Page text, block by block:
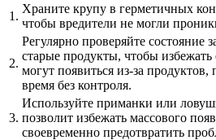
1.
Храните крупу в герметичных
чтобы вредители не могли
2.
Регулярно проверяйте состояние
старые продукты, чтобы
могут появиться из-за
время без контроля.
3.
Используйте приманки или
позволит избежать массового
своевременно предотвратить